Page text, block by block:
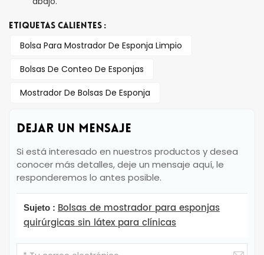
ETIQUETAS CALIENTES :
Bolsa Para Mostrador De Esponja Limpio
Bolsas De Conteo De Esponjas
Mostrador De Bolsas De Esponja
DEJAR UN MENSAJE
Si está interesado en nuestros productos y desea
conocer más detalles, deje un mensaje aquí, le
responderemos lo antes posible.
Sujeto : Bolsas de mostrador para esponjas
quirúrgicas sin látex para clínicas